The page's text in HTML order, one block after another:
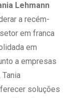
Lehmann
a recém-
em franca
em
a empresas
soluções